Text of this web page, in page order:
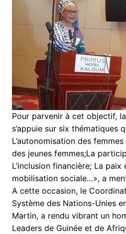
Pour parvenir à cet objectif,
s’appuie sur six thématiques
L’autonomisation des
des jeunes femmes;La
L’inclusion financière; La
mobilisation sociale…», a
A cette occasion, le
Système des Nations-Unies
Martin, a rendu vibrant un
Leaders de Guinée et de